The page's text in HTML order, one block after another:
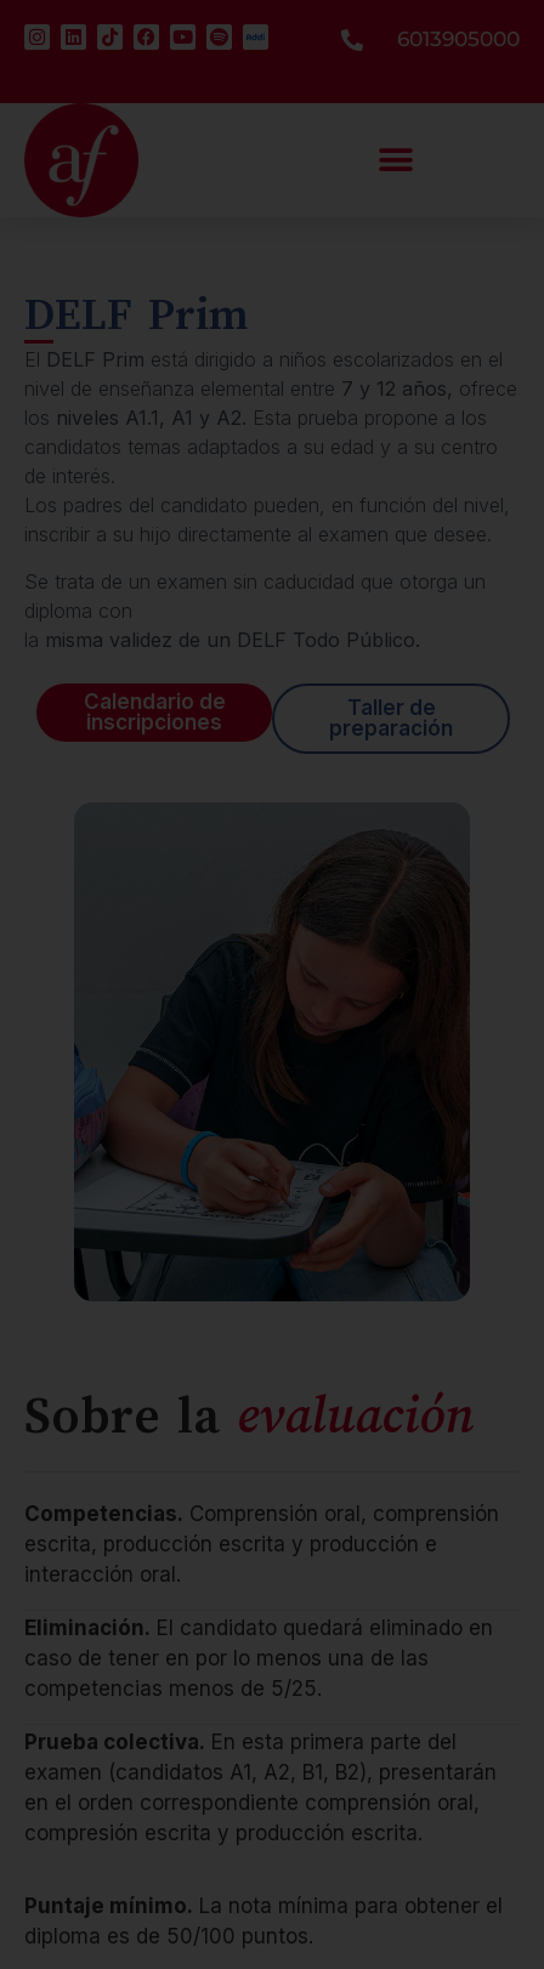
6013905000
DELF Prim
El DELF Prim está dirigido a niños escolarizados en el
nivel de enseñanza elemental entre 7 y 12 años, ofrece
los niveles A1.1, A1 y A2. Esta prueba propone a los
candidatos temas adaptados a su edad y a su centro
de interés.
Los padres del candidato pueden, en función del nivel,
inscribir a su hijo directamente al examen que desee.
Se trata de un examen sin caducidad que otorga un
diploma con
la misma validez de un DELF Todo Público.
Calendario de
inscripciones
Taller de
preparación
Sobre la evaluación
Competencias. Comprensión oral, comprensión
escrita, producción escrita y producción e
interacción oral.
Eliminación. El candidato quedará eliminado en
caso de tener en por lo menos una de las
competencias menos de 5/25.
Prueba colectiva. En esta primera parte del
examen (candidatos A1, A2, B1, B2), presentarán
en el orden correspondiente comprensión oral,
compresión escrita y producción escrita.
Puntaje mínimo. La nota mínima para obtener el
diploma es de 50/100 puntos.